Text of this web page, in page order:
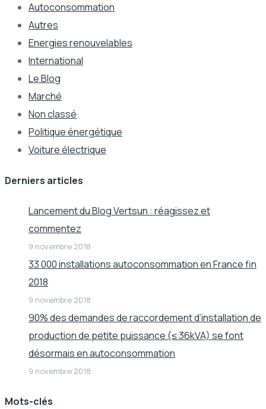
Autoconsommation
Autres
Energies renouvelables
International
Le Blog
Marché
Non classé
Politique énergétique
Voiture électrique
Derniers articles
Lancement du Blog Vertsun : réagissez et
commentez
9 novembre 2018
33 000 installations autoconsommation en France fin
2018
9 novembre 2018
90% des demandes de raccordement d’installation de
production de petite puissance (≤ 36kVA) se font
désormais en autoconsommation
9 novembre 2018
Mots-clés